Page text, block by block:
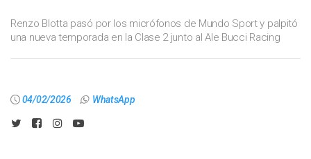
Renzo Blotta pasó por los micrófonos de Mundo Sport y palpitó
una nueva temporada en la Clase 2 junto al Ale Bucci Racing
04/02/2026 WhatsApp